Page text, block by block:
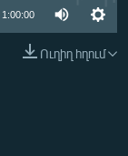
1:00:00
Ուղիղ հղում